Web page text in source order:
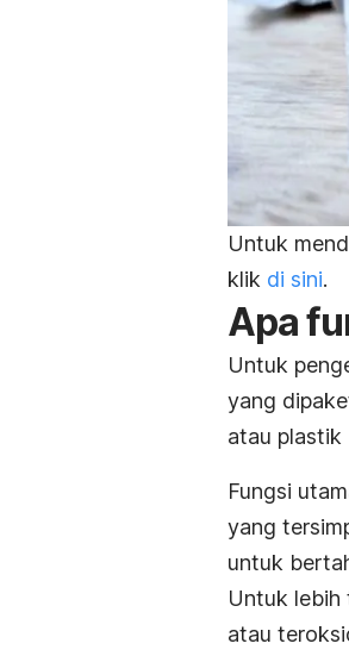
Untuk
klik di sini.
Apa
Untuk
yang
atau plastik
Fungsi
yang
untuk
Untuk lebih
atau